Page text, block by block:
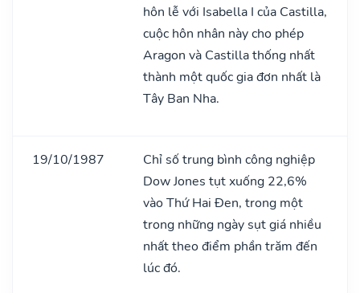
hôn lễ với Isabella I của Castilla,
cuộc hôn nhân này cho phép
Aragon và Castilla thống nhất
thành một quốc gia đơn nhất là
Tây Ban Nha.
19/10/1987
Chỉ số trung bình công nghiệp
Dow Jones tụt xuống 22,6%
vào Thứ Hai Đen, trong một
trong những ngày sụt giá nhiều
nhất theo điểm phần trăm đến
lúc đó.